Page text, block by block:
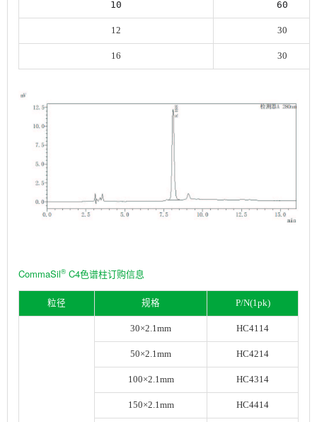
10 60
12 30
16 30
CommaSil® C4色谱柱订购信息
粒径 规格 P/N(1pk)
30×2.1mm HC4114
50×2.1mm HC4214
100×2.1mm HC4314
150×2.1mm HC4414